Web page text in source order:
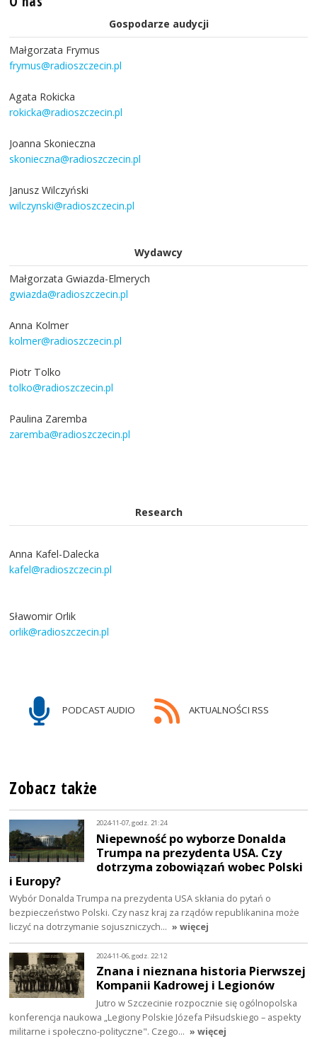
Gospodarze audycji
Małgorzata Frymus
frymus@radioszczecin.pl
Agata Rokicka
rokicka@radioszczecin.pl
Joanna Skonieczna
skonieczna@radioszczecin.pl
Janusz Wilczyński
wilczynski@radioszczecin.pl
Wydawcy
Małgorzata Gwiazda-Elmerych
gwiazda@radioszczecin.pl
Anna Kolmer
kolmer@radioszczecin.pl
Piotr Tolko
tolko@radioszczecin.pl
Paulina Zaremba
zaremba@radioszczecin.pl
Research
Anna Kafel-Dalecka
kafel@radioszczecin.pl
Sławomir Orlik
orlik@radioszczecin.pl
PODCAST AUDIO AKTUALNOŚCI RSS
Zobacz także
2024-11-07, godz. 21:24
Niepewność po wyborze Donalda
Trumpa na prezydenta USA. Czy
dotrzyma zobowiązań wobec Polski
i Europy?
Wybór Donalda Trumpa na prezydenta USA skłania do pytań o
bezpieczeństwo Polski. Czy nasz kraj za rządów republikanina może
liczyć na dotrzymanie sojuszniczych… » więcej
2024-11-06, godz. 22:12
Znana i nieznana historia Pierwszej
Kompanii Kadrowej i Legionów
Jutro w Szczecinie rozpocznie się ogólnopolska
konferencja naukowa „Legiony Polskie Józefa Piłsudskiego – aspekty
militarne i społeczno-polityczne". Czego… » więcej